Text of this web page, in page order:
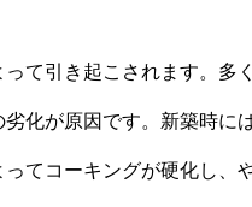
て引き起こされます。多
化が原因です。新築時に
てコーキングが硬化し、